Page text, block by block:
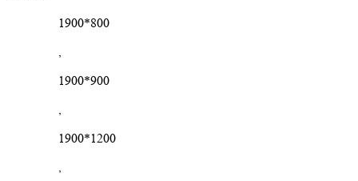
1900*800
,
1900*900
,
1900*1200
,